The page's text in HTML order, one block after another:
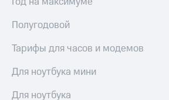
Полугодовой
Тарифы для часов и модемов
Для ноутбука мини
Для ноутбука